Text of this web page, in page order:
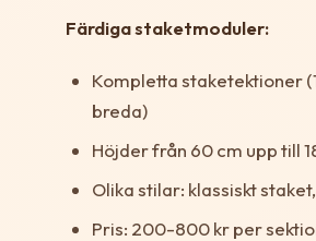
Färdiga staketmoduler:
Kompletta staketektioner
breda)
Höjder från 60 cm upp till
Olika stilar: klassiskt
Pris: 200-800 kr per